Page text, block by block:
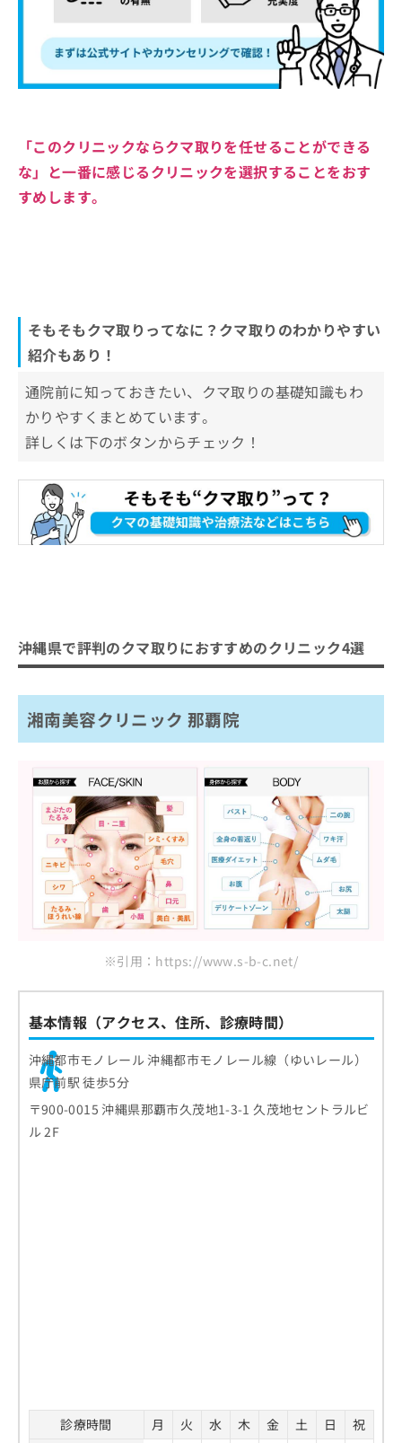
「このクリニックならクマ取りを任せることができる
な」と一番に感じるクリニックを選択することをおす
すめします。
そもそもクマ取りってなに？クマ取りのわかりやすい
紹介もあり！
通院前に知っておきたい、クマ取りの基礎知識もわ
かりやすくまとめています。
詳しくは下のボタンからチェック！
沖縄県で評判のクマ取りにおすすめのクリニック4選
湘南美容クリニック 那覇院
※引用：https://www.s-b-c.net/
基本情報（アクセス、住所、診療時間）
沖縄都市モノレール 沖縄都市モノレール線（ゆいレール）
県庁前駅 徒歩5分
〒900-0015 沖縄県那覇市久茂地1-3-1 久茂地セントラルビ
ル 2F
診療時間 月 火 水 木 金 土 日
祝